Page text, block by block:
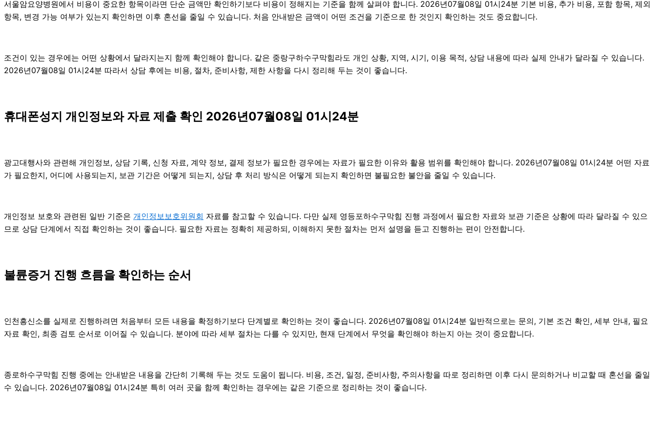
서울암요양병원에서 비용이 중요한 항목이라면 단순 금액만 확인하기보다 비용이 정해지는 기준을 함께 살펴야 합니다. 2026년07월08일 01시24분 기본 비용, 추가 비용, 포함 항목, 제외
항목, 변경 가능 여부가 있는지 확인하면 이후 혼선을 줄일 수 있습니다. 처음 안내받은 금액이 어떤 조건을 기준으로 한 것인지 확인하는 것도 중요합니다.
조건이 있는 경우에는 어떤 상황에서 달라지는지 함께 확인해야 합니다. 같은 중랑구하수구막힘라도 개인 상황, 지역, 시기, 이용 목적, 상담 내용에 따라 실제 안내가 달라질 수 있습니다.
2026년07월08일 01시24분 따라서 상담 후에는 비용, 절차, 준비사항, 제한 사항을 다시 정리해 두는 것이 좋습니다.
휴대폰성지 개인정보와 자료 제출 확인 2026년07월08일 01시24분
광고대행사와 관련해 개인정보, 상담 기록, 신청 자료, 계약 정보, 결제 정보가 필요한 경우에는 자료가 필요한 이유와 활용 범위를 확인해야 합니다. 2026년07월08일 01시24분 어떤 자료
가 필요한지, 어디에 사용되는지, 보관 기간은 어떻게 되는지, 상담 후 처리 방식은 어떻게 되는지 확인하면 불필요한 불안을 줄일 수 있습니다.
개인정보 보호와 관련된 일반 기준은 개인정보보호위원회 자료를 참고할 수 있습니다. 다만 실제 영등포하수구막힘 진행 과정에서 필요한 자료와 보관 기준은 상황에 따라 달라질 수 있으
므로 상담 단계에서 직접 확인하는 것이 좋습니다. 필요한 자료는 정확히 제공하되, 이해하지 못한 절차는 먼저 설명을 듣고 진행하는 편이 안전합니다.
불륜증거 진행 흐름을 확인하는 순서
인천흥신소를 실제로 진행하려면 처음부터 모든 내용을 확정하기보다 단계별로 확인하는 것이 좋습니다. 2026년07월08일 01시24분 일반적으로는 문의, 기본 조건 확인, 세부 안내, 필요
자료 확인, 최종 검토 순서로 이어질 수 있습니다. 분야에 따라 세부 절차는 다를 수 있지만, 현재 단계에서 무엇을 확인해야 하는지 아는 것이 중요합니다.
종로하수구막힘 진행 중에는 안내받은 내용을 간단히 기록해 두는 것도 도움이 됩니다. 비용, 조건, 일정, 준비사항, 주의사항을 따로 정리하면 이후 다시 문의하거나 비교할 때 혼선을 줄일
수 있습니다. 2026년07월08일 01시24분 특히 여러 곳을 함께 확인하는 경우에는 같은 기준으로 정리하는 것이 좋습니다.